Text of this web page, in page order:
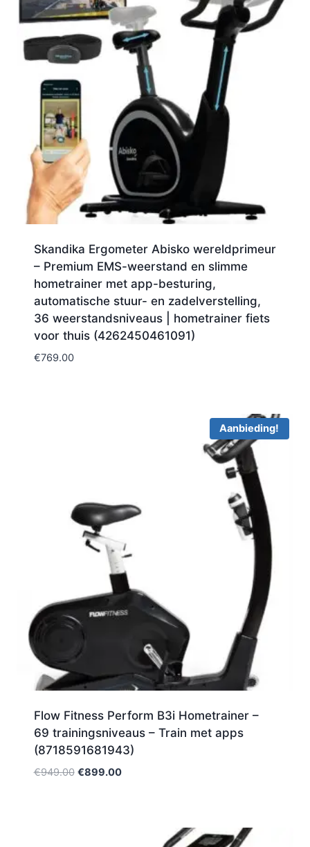
Skandika Ergometer Abisko wereldprimeur
– Premium EMS-weerstand en slimme
hometrainer met app-besturing,
automatische stuur- en zadelverstelling,
36 weerstandsniveaus | hometrainer fiets
voor thuis (4262450461091)
€769.00
Aanbieding!
Flow Fitness Perform B3i Hometrainer –
69 trainingsniveaus – Train met apps
(8718591681943)
€949.00 Oorspronkelijke
€899.00Huidige